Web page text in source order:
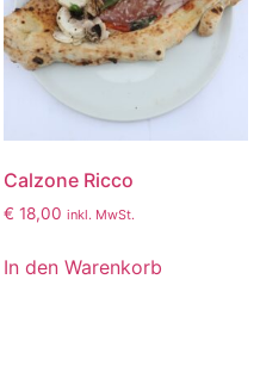
Calzone Ricco
€ 18,00 inkl. MwSt.
In den Warenkorb